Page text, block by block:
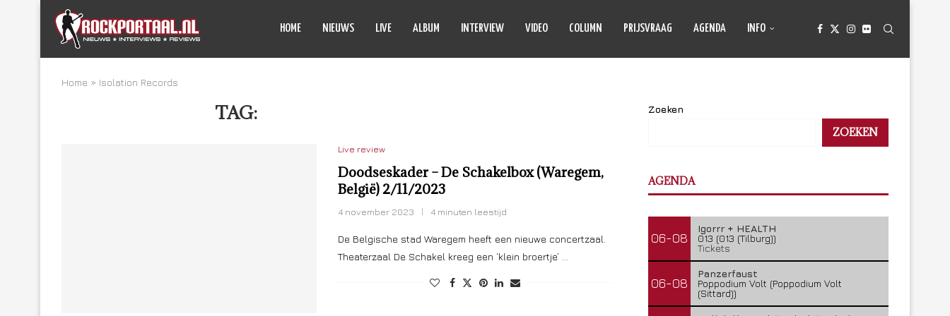
HOME NIEUWS LIVE ALBUM INTERVIEW VIDEO COLUMN PRIJSVRAAG AGENDA INFO
Home » Isolation Records
TAG:
Live review
Doodseskader – De Schakelbox (Waregem,
België) 2/11/2023
4 november 2023 4 minuten leestijd
De Belgische stad Waregem heeft een nieuwe concertzaal.
Theaterzaal De Schakel kreeg een ‘klein broertje’ …
Zoeken
ZOEKEN
AGENDA
06-08
Igorrr + HEALTH
013 (013 (Tilburg))
Tickets
06-08
Panzerfaust
Poppodium Volt (Poppodium Volt
(Sittard))